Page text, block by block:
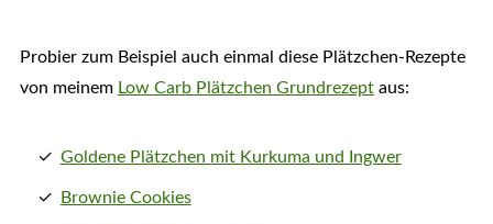
Probier zum Beispiel auch einmal diese Plätzchen-Rezepte
von meinem Low Carb Plätzchen Grundrezeptaus:
Goldene Plätzchen mit Kurkuma und Ingwer
Brownie Cookies